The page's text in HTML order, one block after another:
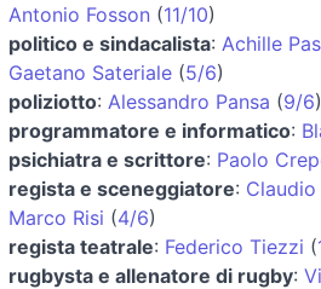
Antonio Fosson (11/10)
politico e sindacalista: Achille
Gaetano Sateriale (5/6)
poliziotto: Alessandro Pansa (9/6)
programmatore e informatico:
psichiatra e scrittore: Paolo
regista e sceneggiatore: Claudio
Marco Risi (4/6)
regista teatrale: Federico Tiezzi (
rugbysta e allenatore di rugby: